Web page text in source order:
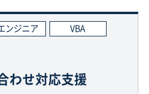
ンジニア
VBA
わせ対応支援